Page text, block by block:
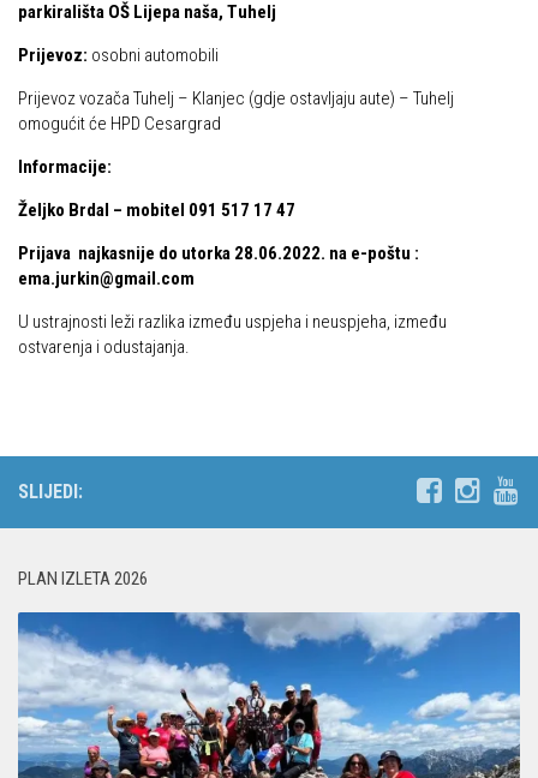
parkirališta OŠ Lijepa naša, Tuhelj
Prijevoz: osobni automobili
Prijevoz vozača Tuhelj – Klanjec (gdje ostavljaju aute) – Tuhelj
omogućit će HPD Cesargrad
Informacije:
Željko Brdal – mobitel 091 517 17 47
Prijava najkasnije do utorka 28.06.2022. na e-poštu :
ema.jurkin@gmail.com
U ustrajnosti leži razlika između uspjeha i neuspjeha, između
ostvarenja i odustajanja.
SLIJEDI:
PLAN IZLETA 2026